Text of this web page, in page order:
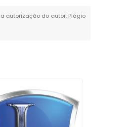
autorização do autor. Plágio